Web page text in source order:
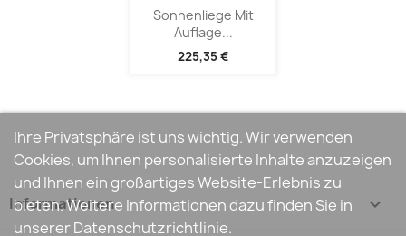
Sonnenliege Mit
Auflage...
225,35 €
Informationen 
Ihre Privatsphäre ist uns wichtig. Wir verwenden
Cookies, um Ihnen personalisierte Inhalte anzuzeigen
und Ihnen ein großartiges Website-Erlebnis zu
bieten. Weitere Informationen dazu finden Sie in
unserer Datenschutzrichtlinie.